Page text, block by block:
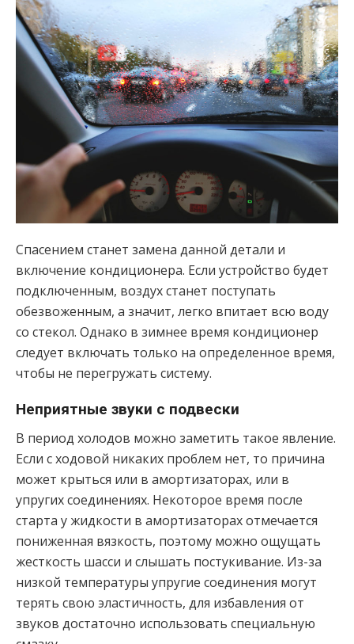
Спасением станет замена данной детали и
включение кондиционера. Если устройство будет
подключенным, воздух станет поступать
обезвоженным, а значит, легко впитает всю воду
со стекол. Однако в зимнее время кондиционер
следует включать только на определенное время,
чтобы не перегружать систему.
Неприятные звуки с подвески
В период холодов можно заметить такое явление.
Если с ходовой никаких проблем нет, то причина
может крыться или в амортизаторах, или в
упругих соединениях. Некоторое время после
старта у жидкости в амортизаторах отмечается
пониженная вязкость, поэтому можно ощущать
жесткость шасси и слышать постукивание. Из-за
низкой температуры упругие соединения могут
терять свою эластичность, для избавления от
звуков достаточно использовать специальную